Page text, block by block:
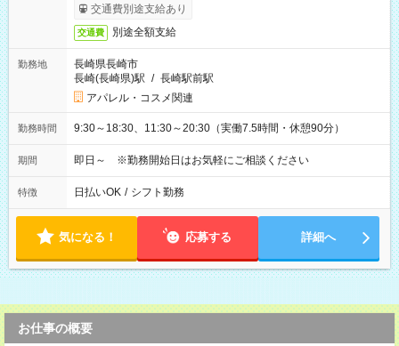
交通費別途支給あり
交通費 別途全額支給
勤務地
長崎県長崎市
長崎(長崎県)駅 / 長崎駅前駅
アパレル・コスメ関連
勤務時間 9:30～18:30、11:30～20:30（実働7.5時間・休憩90分）
期間 即日～ ※勤務開始日はお気軽にご相談ください
特徴 日払いOK / シフト勤務
気になる！ 応募する 詳細へ
お仕事の概要